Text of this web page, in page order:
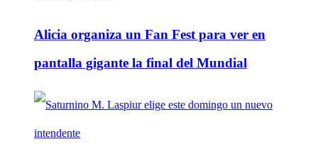
Alicia organiza un Fan Fest para ver en
pantalla gigante la final del Mundial